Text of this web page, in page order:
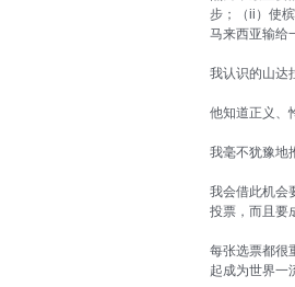
步；（ii）使
马来西亚输给
我认识的山达
他知道正义、
我毫不犹豫地
我会借此机会
投票，而且要
每张选票都很
起成为世界一